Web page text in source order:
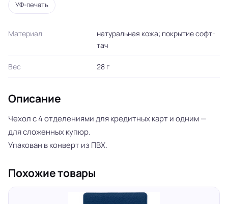
УФ-печать
Материал
натуральная кожа; покрытие софт-
тач
Вес 28 г
Описание
Чехол с 4 отделениями для кредитных карт и одним —
для сложенных купюр.
Упакован в конверт из ПВХ.
Похожие товары